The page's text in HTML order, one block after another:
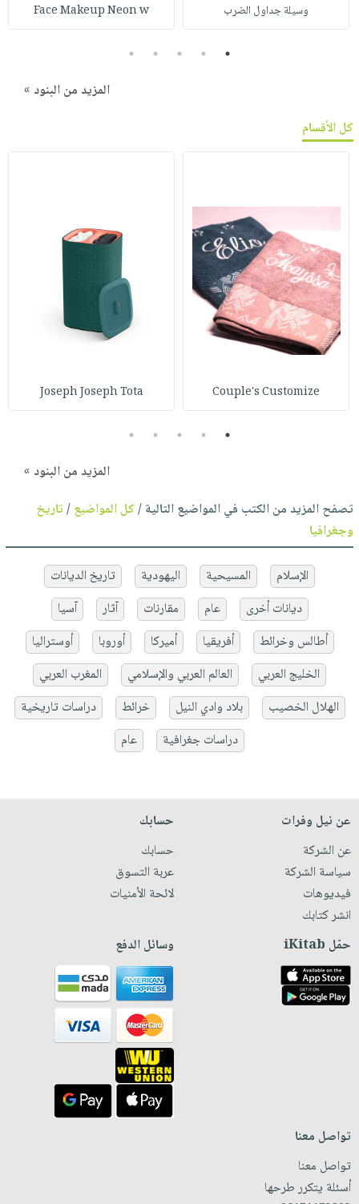
وسيلة جداول الضرب Face Makeup Neon w
1
2
3
4
5
المزيد من البنود »
كل الأقسام
Couple's Customize
Joseph Joseph Tota
1
2
3
4
5
المزيد من البنود »
تصفح المزيد من الكتب في المواضيع التالية /كل المواضيع/تاريخ
وجغرافيا
الإسلام المسيحية اليهودية
تاريخ الديانات
ديانات أخرى
عام مقارنات آثار
آسيا
أطالس وخرائط
أفريقيا أميركا أوروبا
أوستراليا
الخليج العربي
العالم العربي والإسلامي
المغرب العربي
الهلال الخصيب
بلاد وادي النيل خرائط
دراسات تاريخية
دراسات جغرافية
عام
عن نيل وفرات
عن الشركة
سياسة الشركة
فيديوهات
انشر كتابك
حسابك
حسابك
عربة التسوق
لائحة الأمنيات
حمّل iKitab وسائل الدفع
تواصل معنا
تواصل معنا
أسئلة يتكرر طرحها